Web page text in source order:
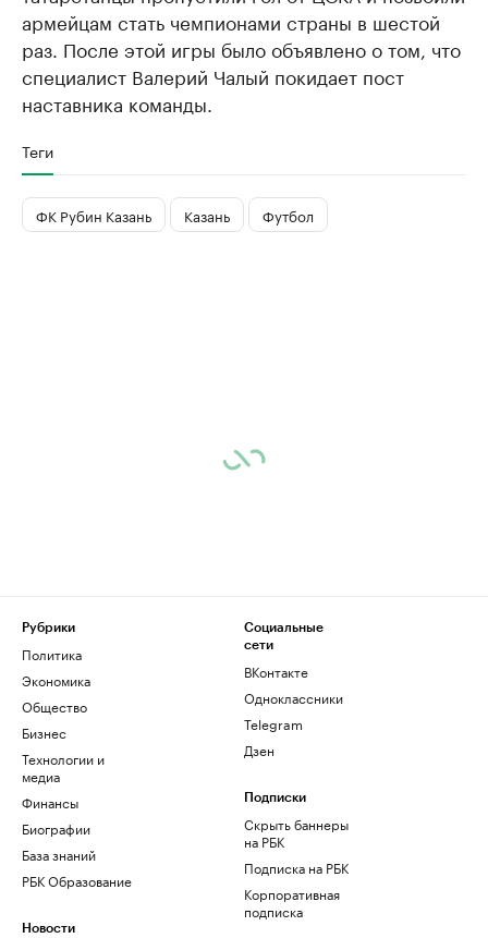
армейцам стать чемпионами страны в шестой
раз. После этой игры было объявлено о том, что
специалист Валерий Чалый покидает пост
наставника команды.
Теги
ФК Рубин Казань Казань Футбол
Рубрики
Политика
Экономика
Общество
Бизнес
Технологии и
медиа
Финансы
Биографии
База знаний
РБК Образование
Новости
Социальные
сети
ВКонтакте
Одноклассники
Telegram
Дзен
Подписки
Скрыть баннеры
на РБК
Подписка на РБК
Корпоративная
подписка